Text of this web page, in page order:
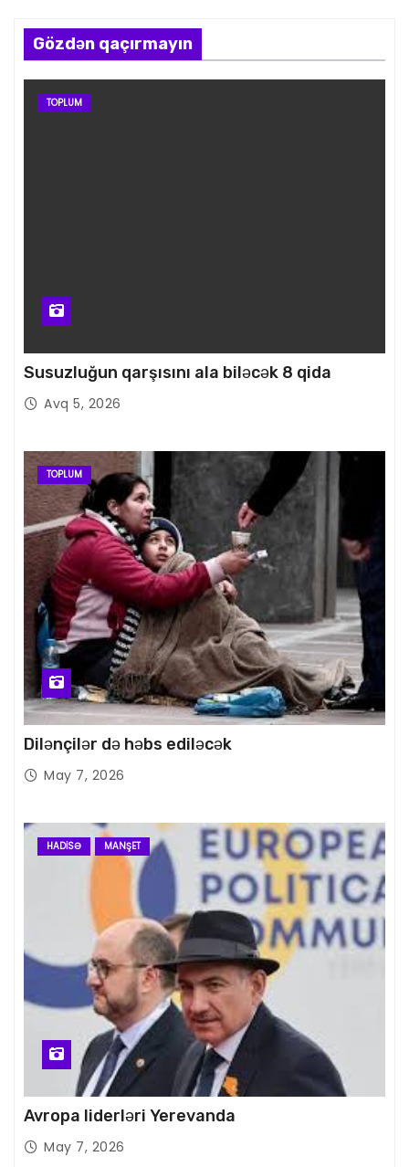
Gözdən qaçırmayın
TOPLUM
Susuzluğun qarşısını ala biləcək 8 qida
Avq 5, 2026
TOPLUM
Dilənçilər də həbs ediləcək
May 7, 2026
HADISƏ MANŞET
Avropa liderləri Yerevanda
May 7, 2026